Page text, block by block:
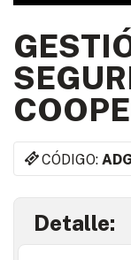
CÓDIGO:
Detalle: